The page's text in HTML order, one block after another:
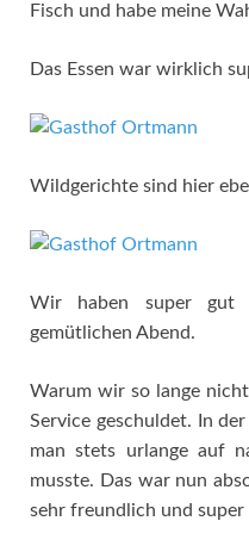
Fisch und habe meine
Das Essen war wirklich
Wildgerichte sind hier
Wir haben super gut
gemütlichen Abend.
Warum wir so lange
Service geschuldet. In
man stets urlange auf
musste. Das war nun
sehr freundlich und super